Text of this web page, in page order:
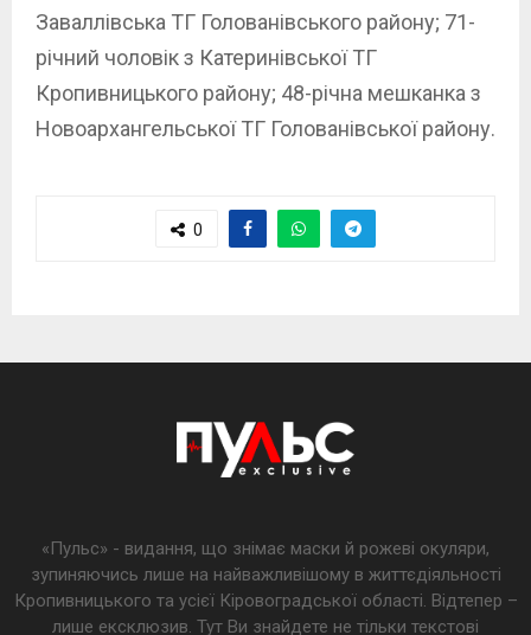
Заваллівська ТГ Голованівського району; 71-
річний чоловік з Катеринівської ТГ
Кропивницького району; 48-річна мешканка з
Новоархангельської ТГ Голованівської району.
0
«Пульс» - видання, що знімає маски й рожеві окуляри,
зупиняючись лише на найважливішому в життєдіяльності
Кропивницького та усієї Кіровоградської області. Відтепер –
лише ексклюзив. Тут Ви знайдете не тільки текстові